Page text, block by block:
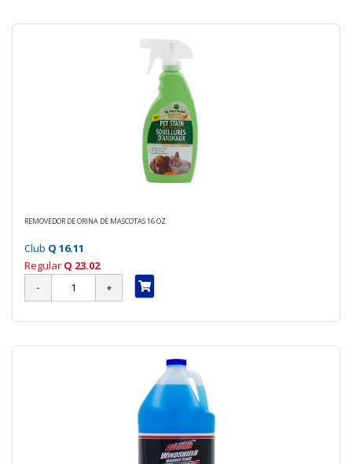
REMOVEDOR DE ORINA DE MASCOTAS 16 OZ
Club Q 16.11
Regular Q 23.02